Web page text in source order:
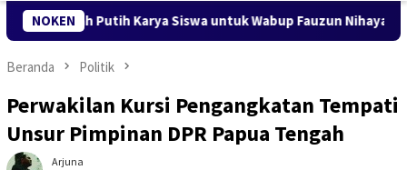
NOKEN
untuk Wabup Fauzun Nihayah Aksi Cepat DLH
Beranda Politik
Perwakilan Kursi Pengangkatan Tempati
Unsur Pimpinan DPR Papua Tengah
Arjuna